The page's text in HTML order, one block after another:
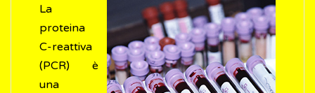
La
proteina
C-reattiva
(PCR) è
una